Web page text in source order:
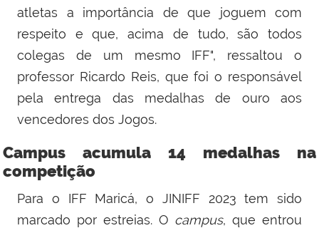
atletas a importância de que joguem com
respeito e que, acima de tudo, são todos
colegas de um mesmo IFF", ressaltou o
professor Ricardo Reis, que foi o responsável
pela entrega das medalhas de ouro aos
vencedores dos Jogos.
Campus acumula 14 medalhas na
competição
Para o IFF Maricá, o JINIFF 2023 tem sido
marcado por estreias. O campus, que entrou